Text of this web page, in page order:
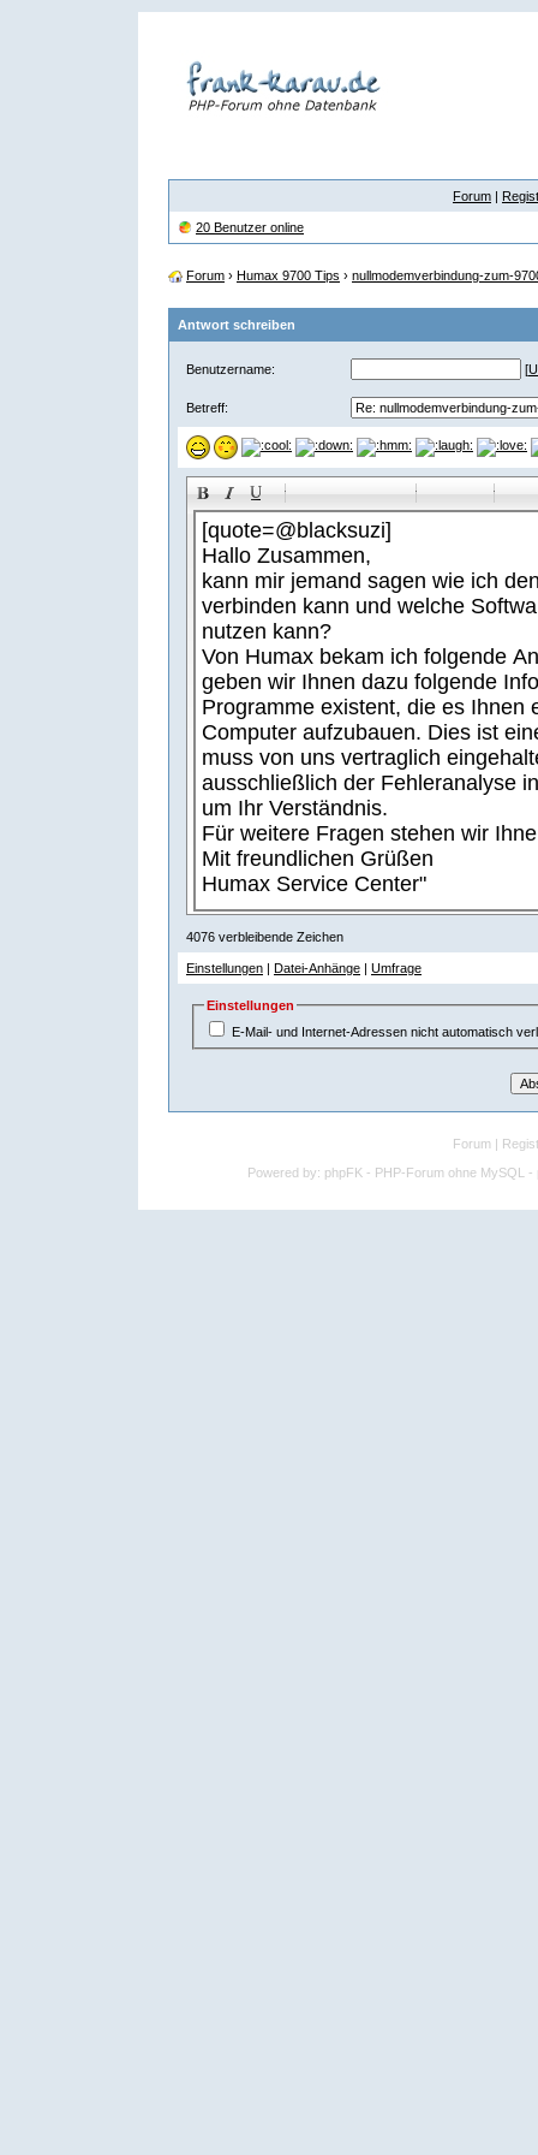
Forum |
20 Benutzer online
Forum › Humax 9700 Tips › nullmodemverbindung-zum-
Antwort schreiben
Benutzername: [
Betreff:
-
-
-
-
-
-
-
-
-
-
-
-
-
-
-
-
-
-
-
-
-
-
-
-
-
-
-
-
-
4076 verbleibende Zeichen
Einstellungen | Datei-Anhänge | Umfrage
Einstellungen
E-Mail- und Internet-Adressen nicht automatisch
Forum |
Powered by: phpFK - PHP-Forum ohne MySQL -